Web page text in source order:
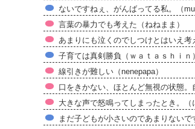
ないですねぇ、がんばってる私。（
言葉の暴力でも考えた（ねねまま）
あまりにも泣くのでしつけとはいえ考
子育ては真剣勝負（ｗａｔａｓｈｉｎ）
線引きが難しい（nenepapa）
口をきかない、ほとんど無視の状態
大きな声で怒鳴ってしまったとき。（
まだ子どもが小さいのであまりないで